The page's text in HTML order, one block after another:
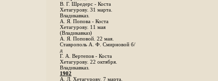
В. Г. Шредерс - Коста
Хетагурову. 31 марта.
Владикавказ.
А. Я. Попова - Коста
Хетагурову. 11 мая
(Владикавказ)
А. Я. Поповой. 22 мая.
Ставрополь А. Ф. Смирновой б/
д
Г. А. Вертепов - Коста
Хетагурову. 22 октября.
Владикавказ.
1902
А. Л. Хетагурову. 7 марта.